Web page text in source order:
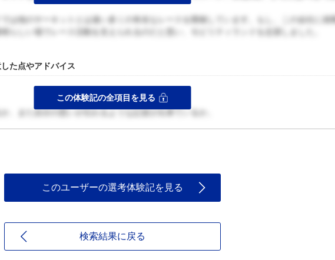
は他のサーキットとは違い多くの有名なレースを開催しています。もし、この会社に就職
らしい場でレース活動を支えられるのだと思い、モビリティランドを志望しました。
た点やアドバイス
、また自分の思いが伝わるような記述が出来ているか。
この体験記の全項目を見る
このユーザーの選考体験記を見る
検索結果に戻る